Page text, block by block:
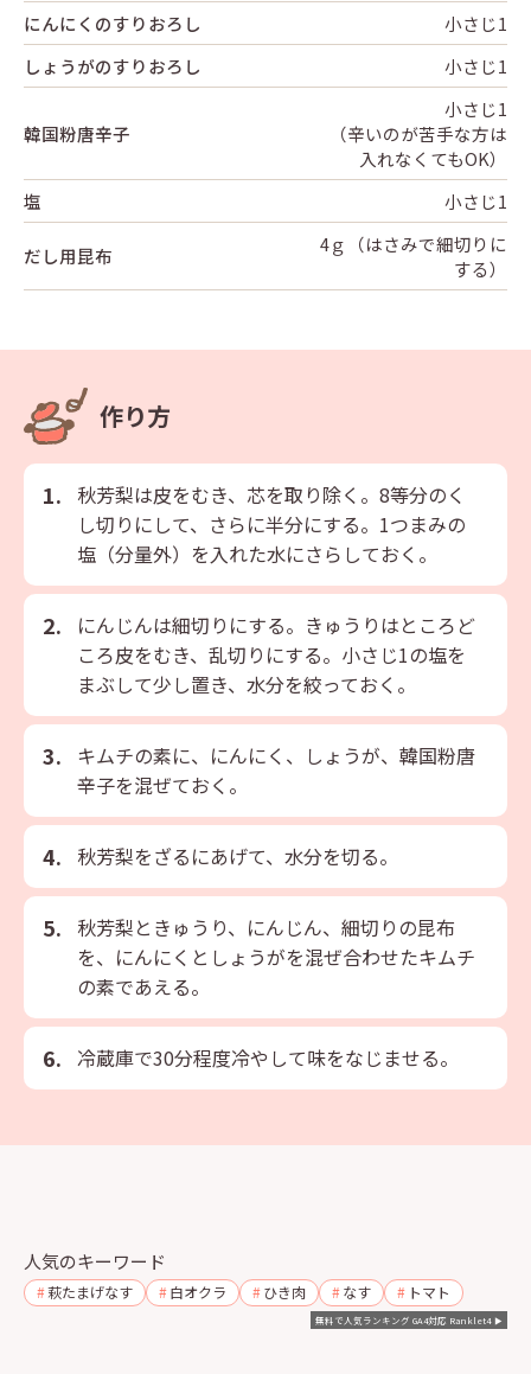
にんにくのすりおろし
小さじ1
しょうがのすりおろし
小さじ1
韓国粉唐辛子
小さじ1
（辛いのが苦手な方は
入れなくてもOK）
塩
小さじ1
だし用昆布
4ｇ（はさみで細切りに
する）
作り方
秋芳梨は皮をむき、芯を取り除く。8等分のく
し切りにして、さらに半分にする。1つまみの
塩（分量外）を入れた水にさらしておく。
にんじんは細切りにする。きゅうりはところど
ころ皮をむき、乱切りにする。小さじ1の塩を
まぶして少し置き、水分を絞っておく。
キムチの素に、にんにく、しょうが、韓国粉唐
辛子を混ぜておく。
秋芳梨をざるにあげて、水分を切る。
秋芳梨ときゅうり、にんじん、細切りの昆布
を、にんにくとしょうがを混ぜ合わせたキムチ
の素であえる。
冷蔵庫で30分程度冷やして味をなじませる。
人気のキーワード
萩たまげなす 白オクラ ひき肉 なす トマト
無料で人気ランキング GA4対応 Ranklet4